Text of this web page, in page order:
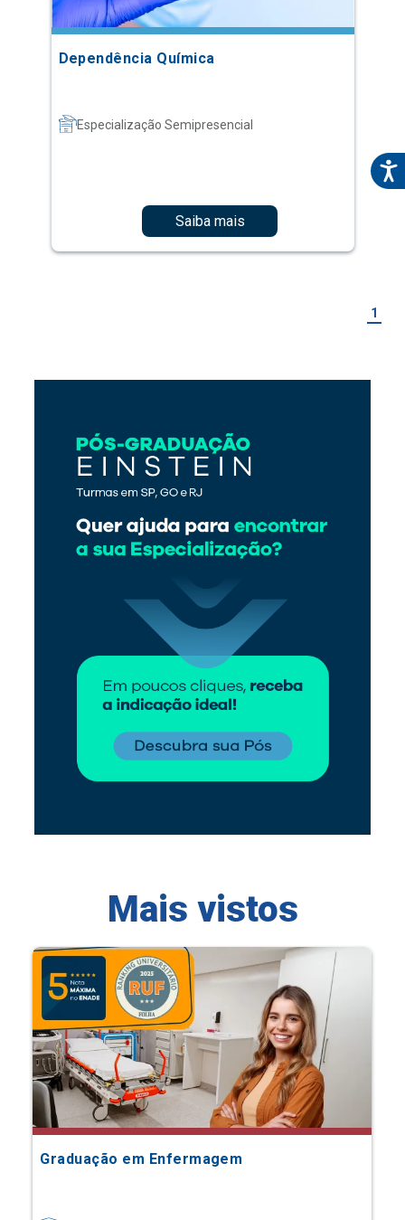
Dependência Química
Especialização Semipresencial
Saiba mais
1
Mais vistos
Graduação em Enfermagem